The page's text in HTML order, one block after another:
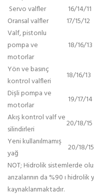
Servo valfler
16/14/11
Oransal valfler
17/15/12
Valf, pistonlu
pompa ve
motorlar
18/16/13
Yön ve basınç
kontrol valfleri
18/16/13
Dişli pompa ve
motorlar
19/17/14
Akış kontrol valf ve
silindirleri
20/18/15
Yeni kullanılmamış
yağ
20/18/15
NOT; Hidrolik sistemlerde
arızalarının da %90 ı
kaynaklanmaktadır.